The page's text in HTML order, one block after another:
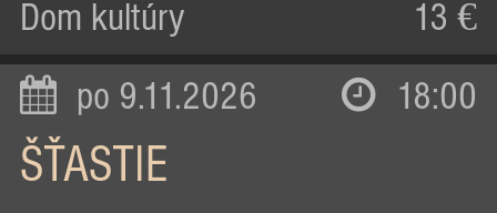
Dom kultúry 13 €
po 9.11.2026 18:00
ŠŤASTIE